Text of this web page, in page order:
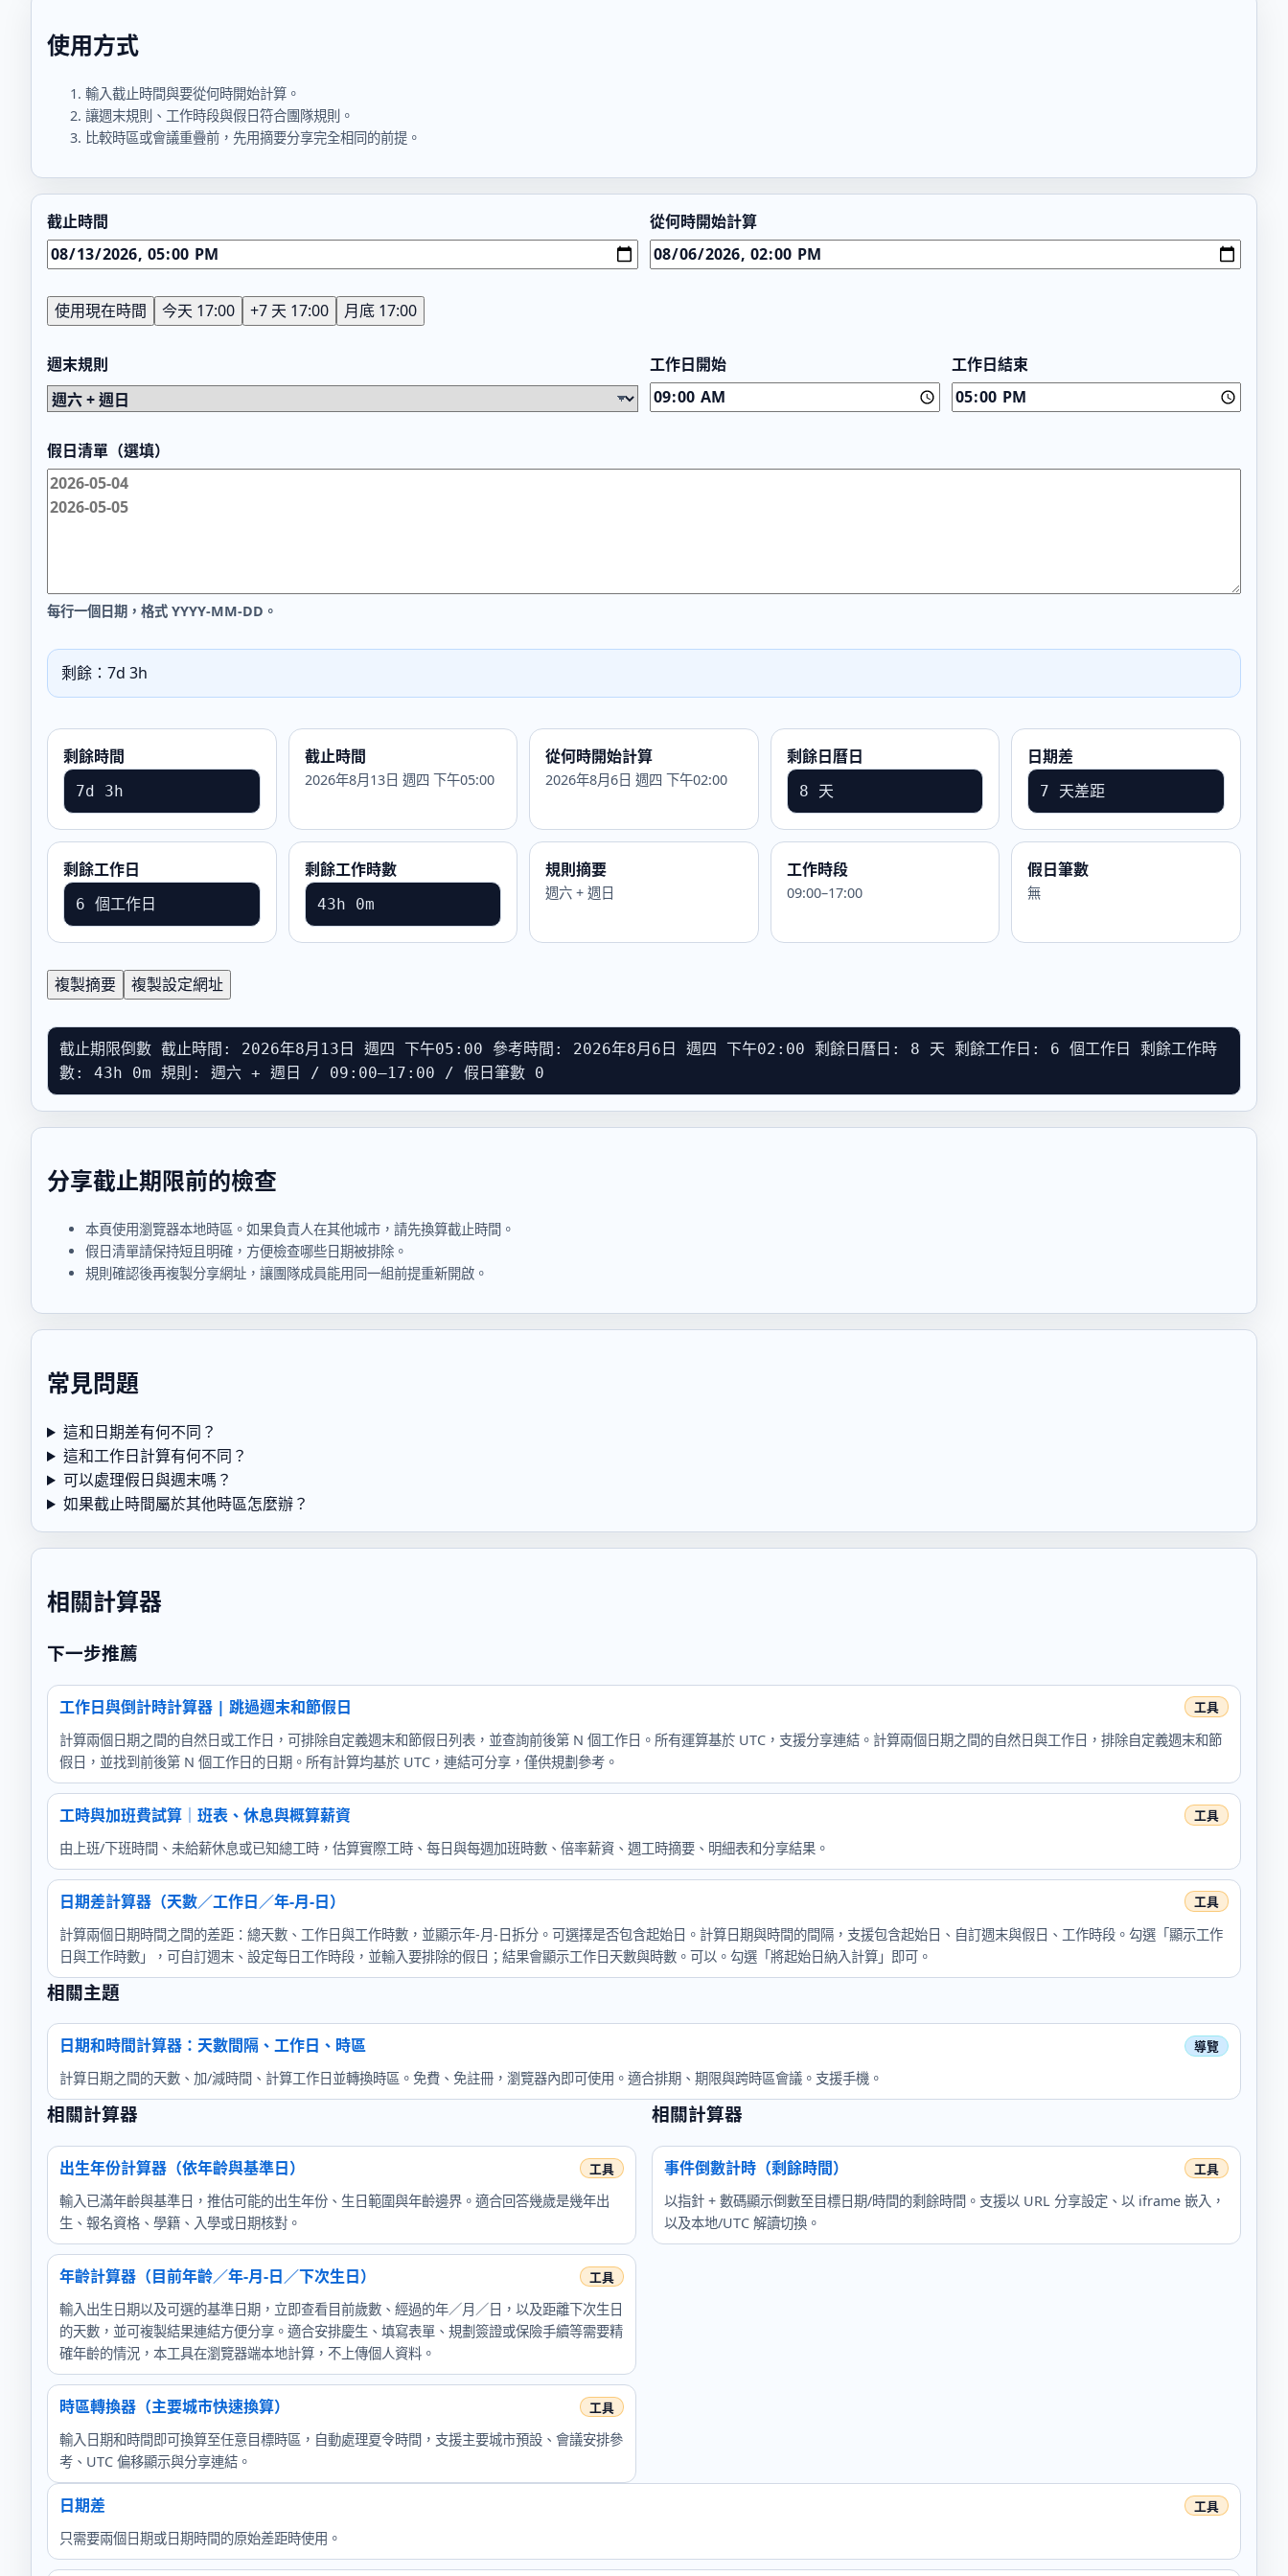
使用方式
輸入截止時間與要從何時開始計算。
讓週末規則、工作時段與假日符合團隊規則。
比較時區或會議重疊前，先用摘要分享完全相同的前提。
截止時間 從何時開始計算
使用現在時間 今天 17:00 +7 天 17:00 月底 17:00
週末規則 工作日開始 工作日結束
假日清單（選填）
每行一個日期，格式 YYYY-MM-DD。
剩餘：7d 3h
剩餘時間
7d 3h
截止時間
2026年8月13日 週四 下午05:00
從何時開始計算
2026年8月6日 週四 下午02:00
剩餘日曆日
8 天
日期差
7 天差距
剩餘工作日
6 個工作日
剩餘工作時數
43h 0m
規則摘要
週六 + 週日
工作時段
09:00–17:00
假日筆數
無
複製摘要 複製設定網址
截止期限倒數 截止時間: 2026年8月13日 週四 下午05:00 參考時間: 2026年8月6日 週四 下午02:00 剩餘日曆日: 8 天 剩餘工作日: 6 個工作日 剩餘工作時
數: 43h 0m 規則: 週六 + 週日 / 09:00–17:00 / 假日筆數 0
分享截止期限前的檢查
本頁使用瀏覽器本地時區。如果負責人在其他城市，請先換算截止時間。
假日清單請保持短且明確，方便檢查哪些日期被排除。
規則確認後再複製分享網址，讓團隊成員能用同一組前提重新開啟。
常見問題
這和日期差有何不同？
這和工作日計算有何不同？
可以處理假日與週末嗎？
如果截止時間屬於其他時區怎麼辦？
相關計算器
下一步推薦
工作日與倒計時計算器 | 跳過週末和節假日
計算兩個日期之間的自然日或工作日，可排除自定義週末和節假日列表，並查詢前後第 N 個工作日。所有運算基於 UTC，支援分享連結。計算兩個日期之間的自然日與工作日，排除自定義週末和節
假日，並找到前後第 N 個工作日的日期。所有計算均基於 UTC，連結可分享，僅供規劃參考。
工時與加班費試算｜班表、休息與概算薪資
由上班/下班時間、未給薪休息或已知總工時，估算實際工時、每日與每週加班時數、倍率薪資、週工時摘要、明細表和分享結果。
日期差計算器（天數／工作日／年-月-日）
計算兩個日期時間之間的差距：總天數、工作日與工作時數，並顯示年-月-日拆分。可選擇是否包含起始日。計算日期與時間的間隔，支援包含起始日、自訂週末與假日、工作時段。勾選「顯示工作
日與工作時數」，可自訂週末、設定每日工作時段，並輸入要排除的假日；結果會顯示工作日天數與時數。可以。勾選「將起始日納入計算」即可。
相關主題
日期和時間計算器：天數間隔、工作日、時區
計算日期之間的天數、加/減時間、計算工作日並轉換時區。免費、免註冊，瀏覽器內即可使用。適合排期、期限與跨時區會議。支援手機。
相關計算器
出生年份計算器（依年齡與基準日）
輸入已滿年齡與基準日，推估可能的出生年份、生日範圍與年齡邊界。適合回答幾歲是幾年出
生、報名資格、學籍、入學或日期核對。
年齡計算器（目前年齡／年-月-日／下次生日）
輸入出生日期以及可選的基準日期，立即查看目前歲數、經過的年／月／日，以及距離下次生日
的天數，並可複製結果連結方便分享。適合安排慶生、填寫表單、規劃簽證或保險手續等需要精
確年齡的情況，本工具在瀏覽器端本地計算，不上傳個人資料。
時區轉換器（主要城市快速換算）
輸入日期和時間即可換算至任意目標時區，自動處理夏令時間，支援主要城市預設、會議安排參
考、UTC 偏移顯示與分享連結。
相關計算器
事件倒數計時（剩餘時間）
以指針 + 數碼顯示倒數至目標日期/時間的剩餘時間。支援以 URL 分享設定、以 iframe 嵌入，
以及本地/UTC 解讀切換。
日期差
只需要兩個日期或日期時間的原始差距時使用。